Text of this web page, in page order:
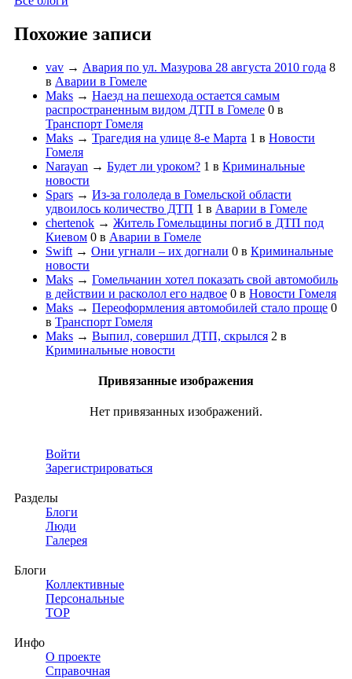
Похожие записи
vav → Авария по ул. Мазурова 28 августа 2010 года 8
в Аварии в Гомеле
Maks → Наезд на пешехода остается самым
распространенным видом ДТП в Гомеле 0 в
Транспорт Гомеля
Maks → Трагедия на улице 8-е Марта 1 в Новости
Гомеля
Narayan → Будет ли уроком? 1 в Криминальные
новости
Spars → Из-за гололеда в Гомельской области
удвоилось количество ДТП 1 в Аварии в Гомеле
chertenok → Житель Гомельщины погиб в ДТП под
Киевом 0 в Аварии в Гомеле
Swift → Они угнали – их догнали 0 в Криминальные
новости
Maks → Гомельчанин хотел показать свой автомобиль
в действии и расколол его надвое 0 в Новости Гомеля
Maks → Переоформления автомобилей стало проще 0
в Транспорт Гомеля
Maks → Выпил, совершил ДТП, скрылся 2 в
Криминальные новости
Привязанные изображения
Нет привязанных изображений.
Войти
Зарегистрироваться
Разделы
Блоги
Люди
Галерея
Блоги
Коллективные
Персональные
TOP
Инфо
О проекте
Справочная